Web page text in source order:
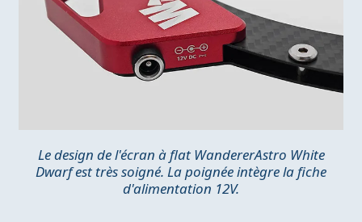
Le design de l'écran à flat WandererAstro White
Dwarf est très soigné. La poignée intègre la fiche
d'alimentation 12V.